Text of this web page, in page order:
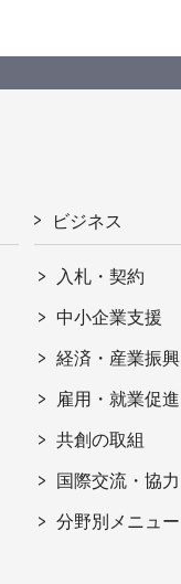
ビジネス
入札・契約
中小企業支援
経済・産業振興
雇用・就業促進
共創の取組
国際交流・協力
分野別メニュー